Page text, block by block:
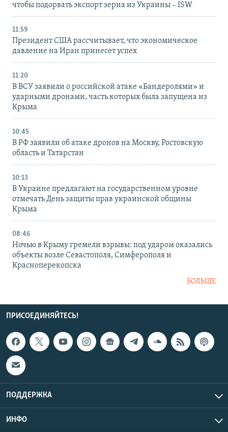
чтобы подорвать экспорт зерна из Украины – ISW
11:59
Президент США рассчитывает, что экономическое
давление на Иран принесет успех
11:20
В ВСУ заявили о российской атаке «Бандеролями» и
ударными дронами, часть которых была запущена из
Крыма
10:45
В РФ заявили об атаке дронов на Москву, Ростовскую
область и Татарстан
10:13
В Украине предлагают на государственном уровне
отмечать День защиты прав украинской общины
Крыма
08:46
Ночью в Крыму гремели взрывы: под ударом оказались
объекты возле Севастополя, Симферополя и
Красноперекопска
БОЛЬШЕ
ПРИСОЕДИНЯЙТЕСЬ!
ПОДДЕРЖКА
ИНФО